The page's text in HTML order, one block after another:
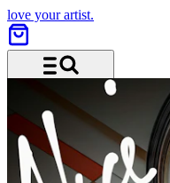
love your artist.
Menü und Suche